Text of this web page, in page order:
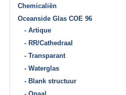
Chemicaliën
Oceanside Glas COE 96
- Artique
- RR/Cathedraal
- Transparant
- Waterglas
- Blank structuur